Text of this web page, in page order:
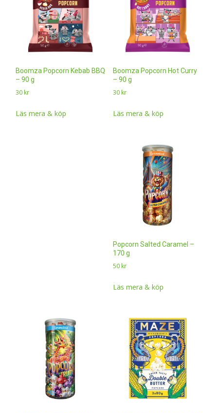
Boomza Popcorn Kebab BBQ
– 90 g
30 kr
Läs mera & köp
Boomza Popcorn Hot Curry
– 90 g
30 kr
Läs mera & köp
Popcorn Salted Caramel –
170 g
50 kr
Läs mera & köp